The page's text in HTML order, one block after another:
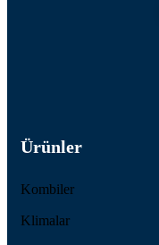
Ürünler
Kombiler
Klimalar